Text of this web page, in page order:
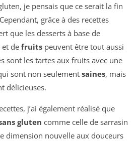
je pensais que ce serait la fin
grâce à des recettes
que les desserts à base de
et de fruits peuvent être tout aussi
sont les tartes aux fruits avec une
sont non seulement saines, mais
délicieuses.
j’ai également réalisé que
gluten comme celle de sarrasin
dimension nouvelle aux douceurs